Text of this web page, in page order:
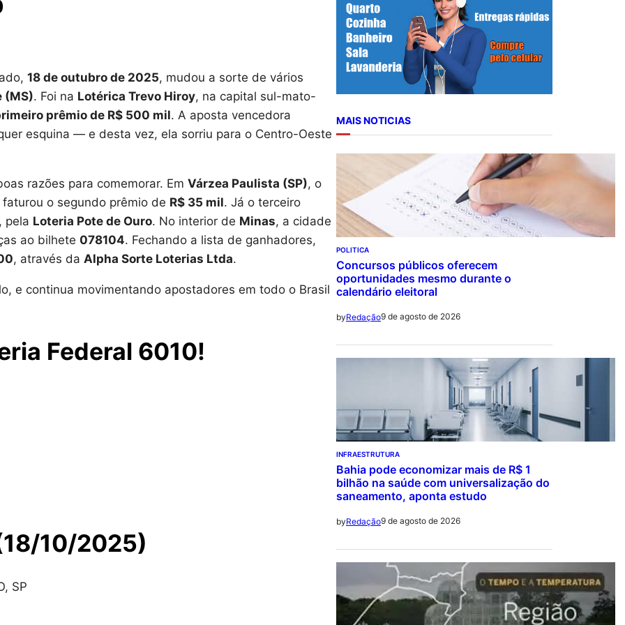
18 de outubro de 2025, mudou a sorte de vários
(MS). Foi na Lotérica Trevo Hiroy, na capital sul-mato-
prêmio de R$ 500 mil. A aposta vencedora
esquina — e desta vez, ela sorriu para o Centro-Oeste
razões para comemorar. Em Várzea Paulista (SP), o
faturou o segundo prêmio de R$ 35 mil. Já o terceiro
pela Loteria Pote de Ouro. No interior de Minas, a cidade
ao bilhete 078104. Fechando a lista de ganhadores,
, através da Alpha Sorte Loterias Ltda.
e continua movimentando apostadores em todo o Brasil
Federal 6010!
10/2025)
SP
MAIS NOTICIAS
POLITICA
Concursos públicos oferecem
oportunidades mesmo durante o
calendário eleitoral
byRedação9 de agosto de 2026
INFRAESTRUTURA
Bahia pode economizar mais de R$ 1
bilhão na saúde com universalização do
saneamento, aponta estudo
byRedação9 de agosto de 2026